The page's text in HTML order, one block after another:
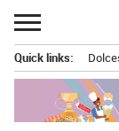
Passa
al
contenuto
principale
Quick links: